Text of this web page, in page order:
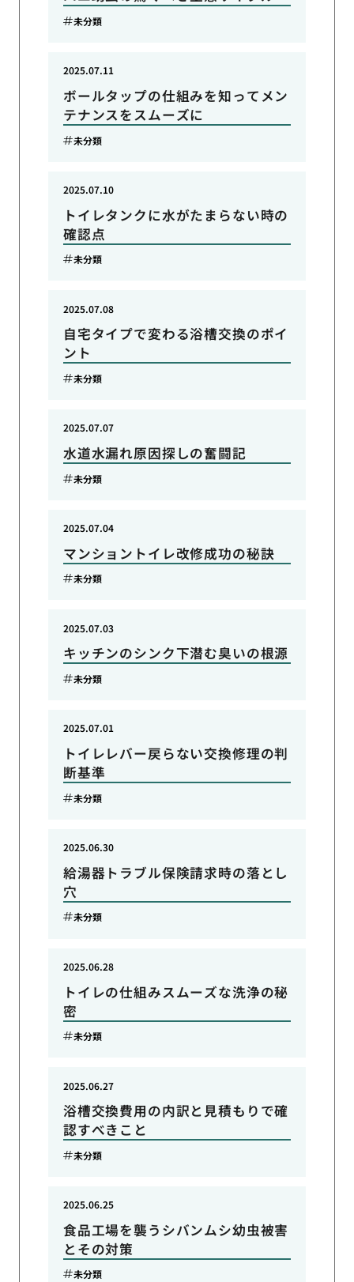
未分類
ボールタップの仕組みを知ってメン
テナンスをスムーズに
2025.07.11
未分類
トイレタンクに水がたまらない時の
確認点
2025.07.10
未分類
自宅タイプで変わる浴槽交換のポイ
ント
2025.07.08
未分類
水道水漏れ原因探しの奮闘記
2025.07.07
未分類
マンショントイレ改修成功の秘訣
2025.07.04
未分類
キッチンのシンク下潜む臭いの根源
2025.07.03
未分類
トイレレバー戻らない交換修理の判
断基準
2025.07.01
未分類
給湯器トラブル保険請求時の落とし
穴
2025.06.30
未分類
トイレの仕組みスムーズな洗浄の秘
密
2025.06.28
未分類
浴槽交換費用の内訳と見積もりで確
認すべきこと
2025.06.27
未分類
食品工場を襲うシバンムシ幼虫被害
とその対策
2025.06.25
未分類